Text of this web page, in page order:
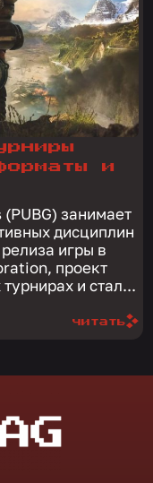
и
занимает
дисциплин
игры в
проект
и стал...
читать